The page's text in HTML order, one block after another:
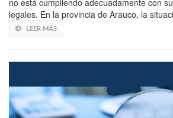
legales. En la provincia de Arauco, la
LEER MÁS